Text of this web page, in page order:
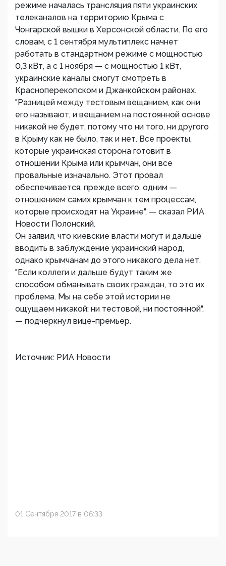
режиме началась трансляция пяти украинских
телеканалов на территорию Крыма с
Чонгарской вышки в Херсонской области. По его
словам, с 1 сентября мультиплекс начнет
работать в стандартном режиме с мощностью
0,3 кВт, а с 1 ноября — с мощностью 1 кВт,
украинские каналы смогут смотреть в
Красноперекопском и Джанкойском районах.
"Разницей между тестовым вещанием, как они
его называют, и вещанием на постоянной основе
никакой не будет, потому что ни того, ни другого
в Крыму как не было, так и нет. Все проекты,
которые украинская сторона готовит в
отношении Крыма или крымчан, они все
провальные изначально. Этот провал
обеспечивается, прежде всего, одним —
отношением самих крымчан к тем процессам,
которые происходят на Украине", — сказал РИА
Новости Полонский.
Он заявил, что киевские власти могут и дальше
вводить в заблуждение украинский народ,
однако крымчанам до этого никакого дела нет.
"Если коллеги и дальше будут таким же
способом обманывать своих граждан, то это их
проблема. Мы на себе этой истории не
ощущаем никакой: ни тестовой, ни постоянной",
— подчеркнул вице-премьер.
Источник: РИА Новости
01 Сентября 2017 в 06:33